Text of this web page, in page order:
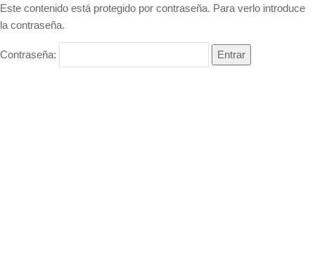
Este contenido está protegido por contraseña. Para verlo introduce
la contraseña.
Contraseña: